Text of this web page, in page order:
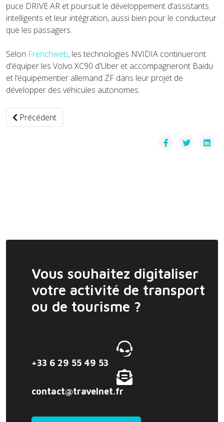
puce DRIVE AR et poursuit le développement d’assistants
intelligents et leur intégration, aussi bien pour le conducteur
que les passagers.
Selon Frenchweb, les technologies NVIDIA continueront
d'équiper les Volvo XC90 d'Uber et accompagneront Baidu
et l’équipementier allemand ZF dans leur projet de
développer des véhicules autonomes.
Article précédent : Des voitures et des bus autonomes au
Précédent
Vous souhaitez digitaliser
votre activité de transport
ou de tourisme ?
+33 6 29 55 49 53
contact@travelnet.fr